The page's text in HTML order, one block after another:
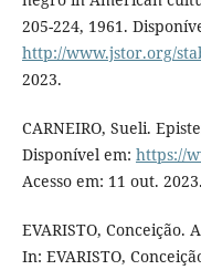
205-224, 1961.
http://www.jstor.org/
2023.
CARNEIRO, Sueli.
Disponível em: https://
Acesso em: 11 out. 2023.
EVARISTO,
In: EVARISTO,